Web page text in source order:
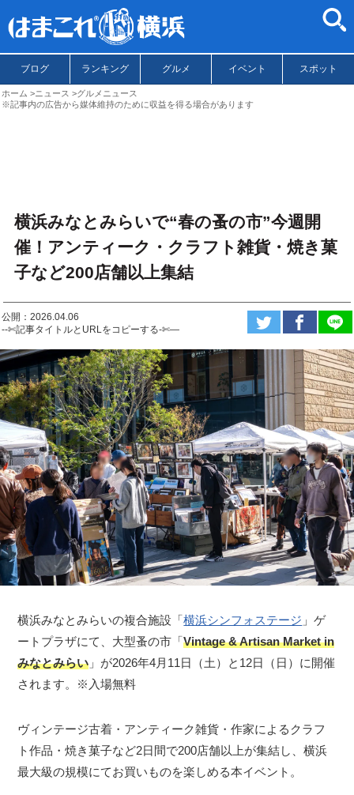
ブログ ランキング グルメ イベント スポット
ホーム ニュース
グルメニュース
※記事内の広告から媒体維持のために収益を得る場合があります
横浜みなとみらいで“春の蚤の市”今週開
催！アンティーク・クラフト雑貨・焼き菓
子など200店舗以上集結
公開：2026.04.06
--✄記事タイトルとURLをコピーする-✄—
横浜みなとみらいの複合施設「横浜シンフォステージ 」ゲ
ートプラザにて、大型蚤の市「Vintage & Artisan Market in
みなとみらい 」が2026年4月11日（土）と12日（日）に開催
されます。※入場無料
ヴィンテージ古着・アンティーク雑貨・作家によるクラフ
ト作品・焼き菓子など2日間で200店舗以上が集結し、横浜
最大級の規模にてお買いものを楽しめる本イベント。